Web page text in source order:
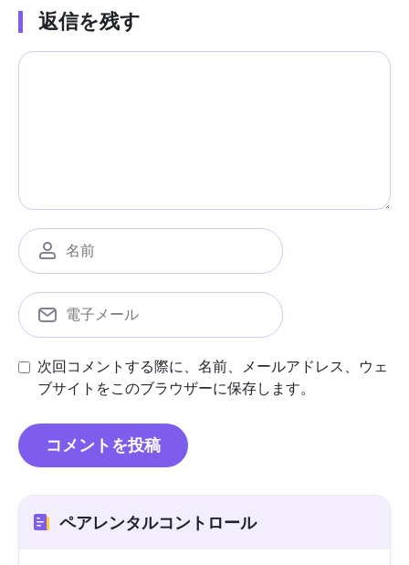
返信を残す
次回コメントする際に、名前、メールアドレス、ウェ
ブサイトをこのブラウザーに保存します。
ペアレンタルコントロール